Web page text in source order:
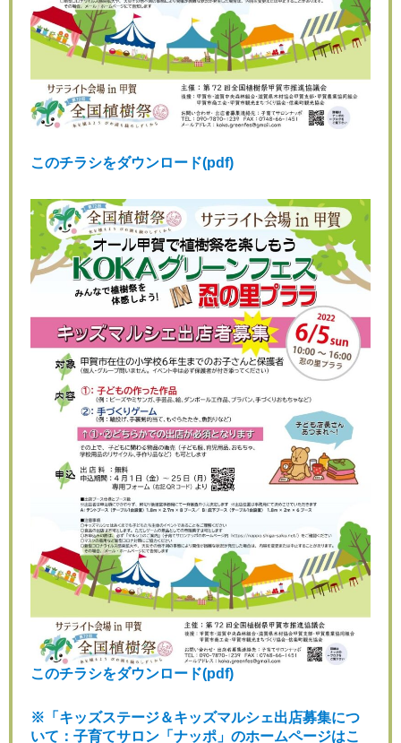
このチラシをダウンロード(pdf)
このチラシをダウンロード(pdf)
※「キッズステージ＆キッズマルシェ出店募集につ
いて：子育てサロン「ナッポ」のホームページはこ